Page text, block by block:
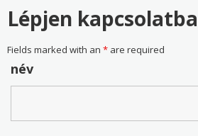
Lépjen
Fields marked with an *are required
név